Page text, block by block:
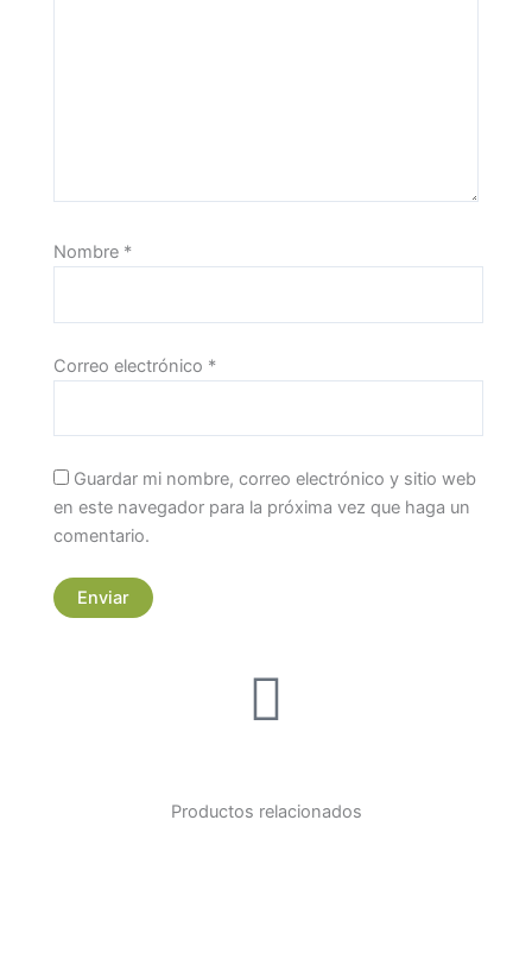
Nombre *
Correo electrónico *
Guardar mi nombre, correo electrónico y sitio web
en este navegador para la próxima vez que haga un
comentario.
Productos relacionados